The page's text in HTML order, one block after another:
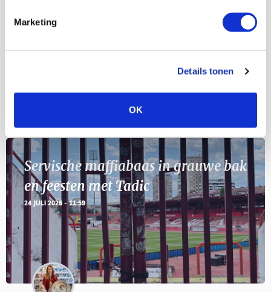
Marketing
Details tonen
OK
Geef Mij Maar Amsterdam
Servische maffiabaas in grauwe bak
en feesten met Tadic
24 JULI 2026 - 11:59